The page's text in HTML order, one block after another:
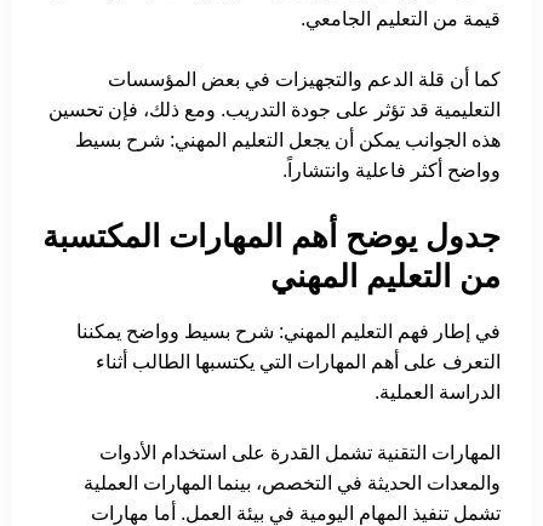
قيمة من التعليم الجامعي.
كما أن قلة الدعم والتجهيزات في بعض المؤسسات
التعليمية قد تؤثر على جودة التدريب. ومع ذلك، فإن تحسين
هذه الجوانب يمكن أن يجعل التعليم المهني: شرح بسيط
وواضح أكثر فاعلية وانتشاراً.
جدول يوضح أهم المهارات المكتسبة
من التعليم المهني
في إطار فهم التعليم المهني: شرح بسيط وواضح يمكننا
التعرف على أهم المهارات التي يكتسبها الطالب أثناء
الدراسة العملية.
المهارات التقنية تشمل القدرة على استخدام الأدوات
والمعدات الحديثة في التخصص، بينما المهارات العملية
تشمل تنفيذ المهام اليومية في بيئة العمل. أما مهارات